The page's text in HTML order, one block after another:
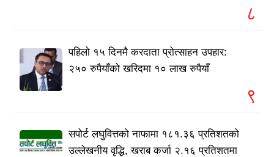
८
पहिलो १५ दिनमै करदाता प्रोत्साहन उपहार:
२५० रुपैयाँको खरिदमा १० लाख रुपैयाँ
९
सपोर्ट लघुवित्तको नाफामा १८१.३६ प्रतिशतको
उल्लेखनीय वृद्धि, खराब कर्जा २.१६ प्रतिशतमा